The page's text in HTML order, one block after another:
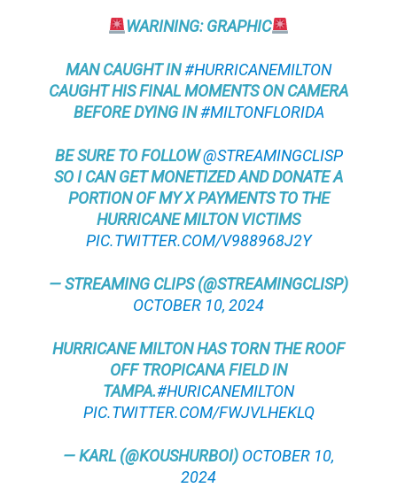
WARINING: GRAPHIC
MAN CAUGHT IN#HURRICANEMILTON
CAUGHT HIS FINAL MOMENTS ON CAMERA
BEFORE DYING IN#MILTONFLORIDA
BE SURE TO FOLLOW@STREAMINGCLISP
SO I CAN GET MONETIZED AND DONATE A
PORTION OF MY X PAYMENTS TO THE
HURRICANE MILTON VICTIMS
PIC.TWITTER.COM/V988968J2Y
— STREAMING CLIPS (@STREAMINGCLISP)
OCTOBER 10, 2024
HURRICANE MILTON HAS TORN THE ROOF
OFF TROPICANA FIELD IN
TAMPA.#HURICANEMILTON
PIC.TWITTER.COM/FWJVLHEKLQ
— KARL (@KOUSHURBOI) OCTOBER 10,
2024